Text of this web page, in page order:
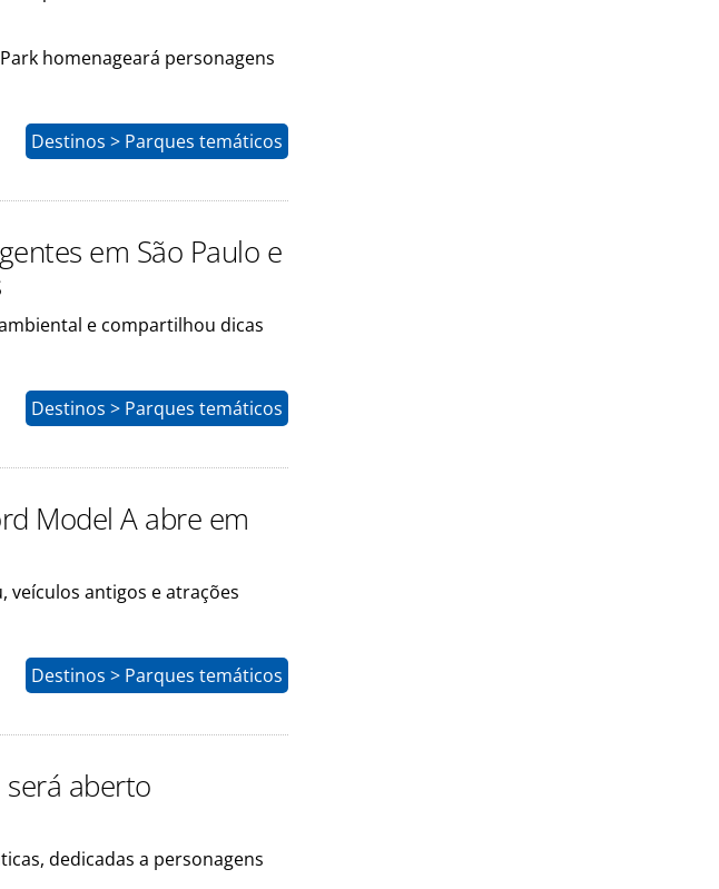
homenageará personagens
Destinos > Parques temáticos
em São Paulo e
e compartilhou dicas
Destinos > Parques temáticos
Model A abre em
veículos antigos e atrações
Destinos > Parques temáticos
será aberto
dedicadas a personagens